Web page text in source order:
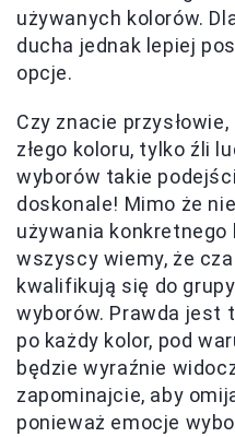
używanych kolorów.
ducha jednak lepiej
opcje.
Czy znacie
złego koloru, tylko źli
wyborów takie
doskonale! Mimo że
używania konkretnego
wszyscy wiemy, że
kwalifikują się do
wyborów. Prawda jest
po każdy kolor, pod
będzie wyraźnie
zapominajcie, aby
ponieważ emocje